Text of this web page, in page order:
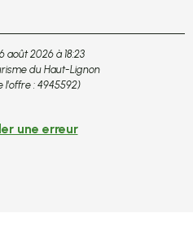
août 2026 à 18:23
du Haut-Lignon
l'offre : 4945592)
une erreur